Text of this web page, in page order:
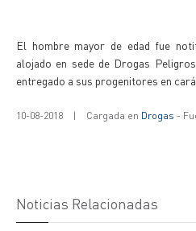
El hombre mayor de edad fue
alojado en sede de Drogas
entregado a sus progenitores en
10-08-2018 | Cargada en Drogas -
Noticias Relacionadas